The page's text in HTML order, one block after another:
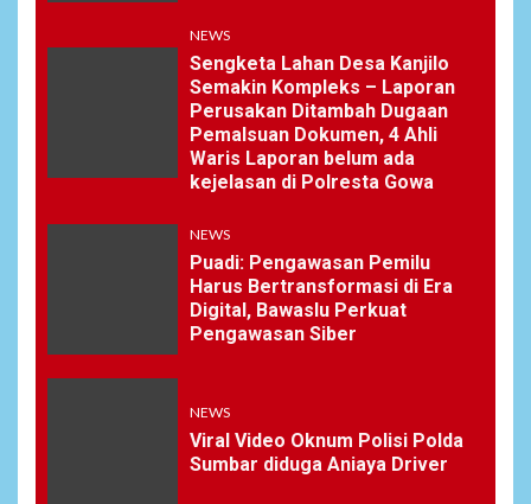
NEWS
Sengketa Lahan Desa Kanjilo
Semakin Kompleks – Laporan
Perusakan Ditambah Dugaan
Pemalsuan Dokumen, 4 Ahli
Waris Laporan belum ada
kejelasan di Polresta Gowa
NEWS
Puadi: Pengawasan Pemilu
Harus Bertransformasi di Era
Digital, Bawaslu Perkuat
Pengawasan Siber
NEWS
Viral Video Oknum Polisi Polda
Sumbar diduga Aniaya Driver